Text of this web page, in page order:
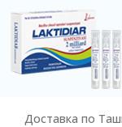
Доставка по